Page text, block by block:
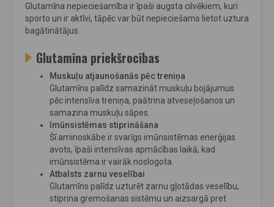
Glutamīna nepieciešamība ir īpaši augsta cilvēkiem, kuri
sporto un ir aktīvi, tāpēc var būt nepieciešams lietot uztura
bagātinātājus.
Glutamīna priekšrocības
Muskuļu atjaunošanās pēc treniņa
Glutamīns palīdz samazināt muskuļu bojājumus
pēc intensīva treniņa, paātrina atveseļošanos un
samazina muskuļu sāpes.
Imūnsistēmas stiprināšana
Šī aminoskābe ir svarīgs imūnsistēmas enerģijas
avots, īpaši intensīvas apmācības laikā, kad
imūnsistēma ir vairāk noslogota.
Atbalsts zarnu veselībai
Glutamīns palīdz uzturēt zarnu gļotādas veselību,
stiprina gremošanas sistēmu un aizsargā pret